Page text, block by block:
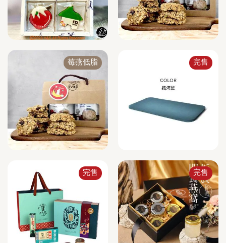
莓燕低脂 完售
完售 完售